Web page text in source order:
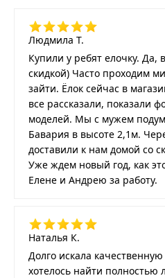
Людмила Т.
Купили у ребят елочку. Да,
скидкой) Часто проходим
зайти. Ёлок сейчас в
все рассказали, показали
моделей. Мы с мужем
Бавария в высоте 2,1м.
доставили к нам домой со
Уже ждем новый год, как
Елене и Андрею за работу.
Наталья К.
Долго искала
хотелось найти полностью